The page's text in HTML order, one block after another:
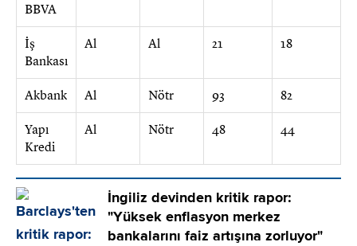
BBVA
İş
Bankası
Al Al 21 18
Akbank Al Nötr 93 82
Yapı
Kredi
Al Nötr 48 44
İngiliz devinden kritik rapor:
"Yüksek enflasyon merkez
bankalarını faiz artışına zorluyor"